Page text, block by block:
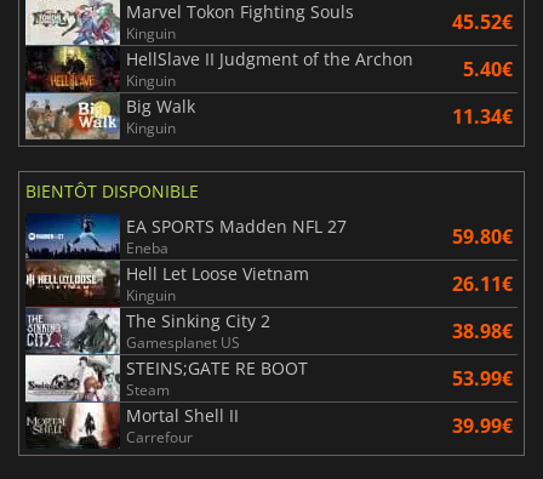
Marvel Tokon Fighting Souls
Kinguin 45.52€
HellSlave II Judgment of the Archon
Kinguin 5.40€
Big Walk
Kinguin 11.34€
BIENTÔT DISPONIBLE
EA SPORTS Madden NFL 27
Eneba 59.80€
Hell Let Loose Vietnam
Kinguin 26.11€
The Sinking City 2
Gamesplanet US 38.98€
STEINS;GATE RE BOOT
Steam 53.99€
Mortal Shell II
Carrefour 39.99€